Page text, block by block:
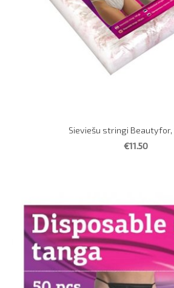
Sieviešu stringi Beautyfor,
€11.50